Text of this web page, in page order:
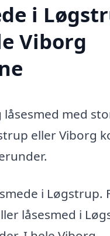
i
Viborg
låsesmed med
eller Viborg
i Løgstrup.
låsesmed i